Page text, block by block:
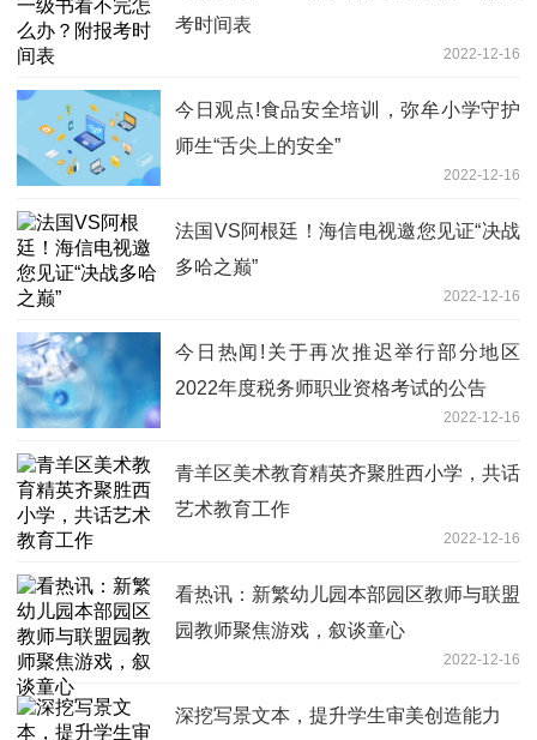
考时间表
2022-12-16
今日观点!食品安全培训，弥牟小学守护
师生“舌尖上的安全”
2022-12-16
法国VS阿根廷！海信电视邀您见证“决战
多哈之巅”
2022-12-16
今日热闻!关于再次推迟举行部分地区
2022年度税务师职业资格考试的公告
2022-12-16
青羊区美术教育精英齐聚胜西小学，共话
艺术教育工作
2022-12-16
看热讯：新繁幼儿园本部园区教师与联盟
园教师聚焦游戏，叙谈童心
2022-12-16
深挖写景文本，提升学生审美创造能力